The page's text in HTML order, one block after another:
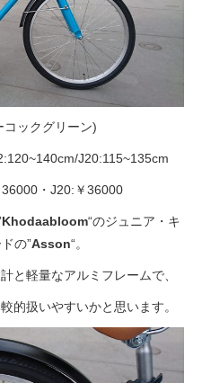
ックグリーン)
J20:115~135cm
・J20:￥36000
Khodaabloom“のジュニア・キ
の”Asson“。
と軽量なアルミフレームで、
的扱いやすいかと思います。